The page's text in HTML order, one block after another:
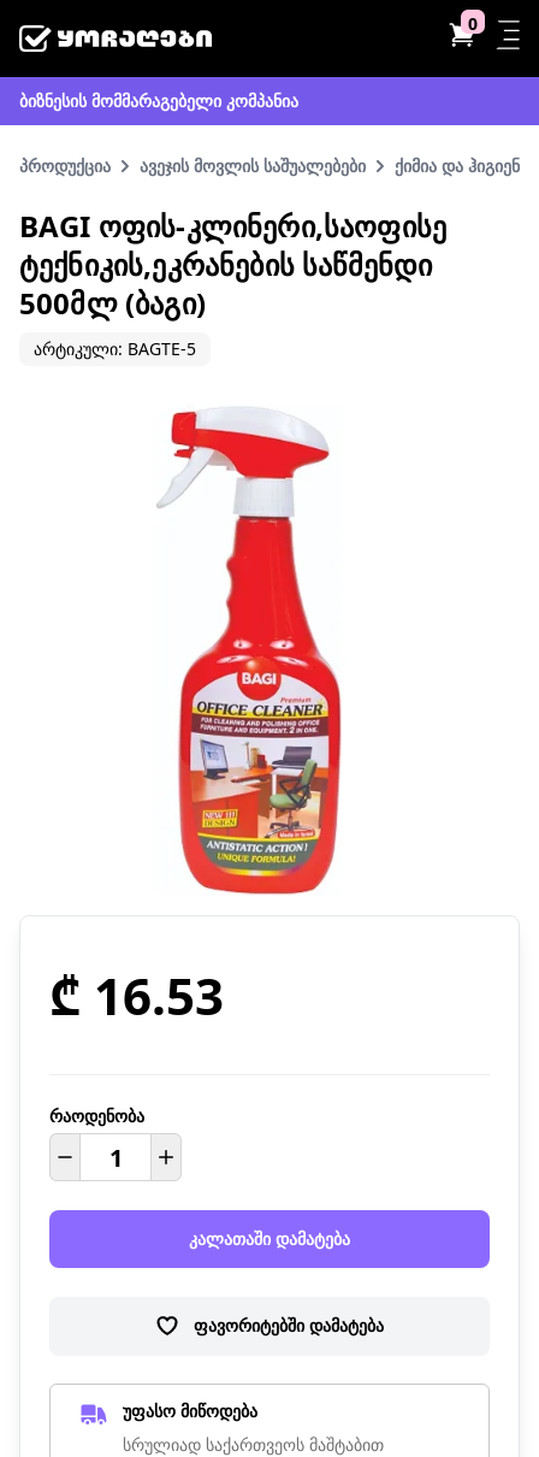
0
ბიზნესის მომმარაგებელი კომპანია
პროდუქცია ავეჯის მოვლის საშუალებები ქიმია და ჰიგიენა
BAGI ᲝᲤᲘᲡ-ᲙᲚᲘᲜᲔᲠᲘ,ᲡᲐᲝᲤᲘᲡᲔ
ᲢᲔᲥᲜᲘᲙᲘᲡ,ᲔᲙᲠᲐᲜᲔᲑᲘᲡ ᲡᲐᲬᲛᲔᲜᲓᲘ
500ᲛᲚ (ᲑᲐᲒᲘ)
არტიკული: BAGTE-5
₾ 16.53
რაოდენობა
კალათაში დამატება
ფავორიტებში დამატება
უფასო მიწოდება
სრულიად საქართვეოს მაშტაბით